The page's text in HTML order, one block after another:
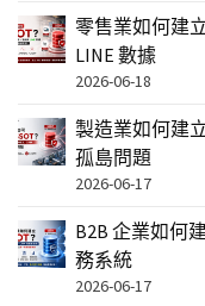
零售業如何建
LINE 數據
2026-06-18
製造業如何建
孤島問題
2026-06-17
B2B 企業如何
務系統
2026-06-17